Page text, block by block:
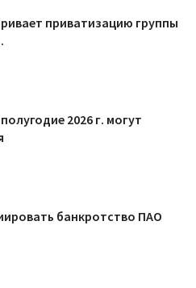
приватизацию группы
2026 г. могут
банкротство ПАО